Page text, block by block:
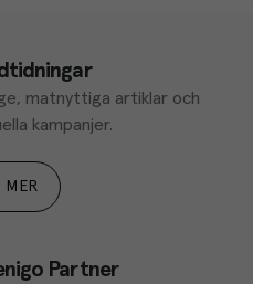
matnyttiga artiklar och
kampanjer.
MER
Partner